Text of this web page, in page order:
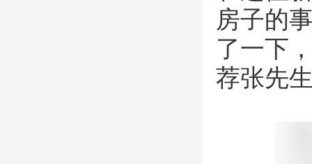
房子的
了一下
荐张先